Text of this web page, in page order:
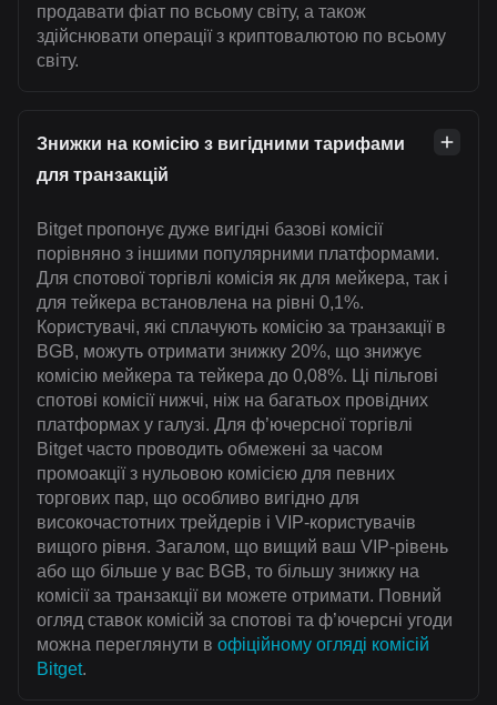
продавати фіат по всьому світу, а також
здійснювати операції з криптовалютою по всьому
світу.
Знижки на комісію з вигідними тарифами
для транзакцій
Bitget пропонує дуже вигідні базові комісії
порівняно з іншими популярними платформами.
Для спотової торгівлі комісія як для мейкера, так і
для тейкера встановлена на рівні 0,1%.
Користувачі, які сплачують комісію за транзакції в
BGB, можуть отримати знижку 20%, що знижує
комісію мейкера та тейкера до 0,08%. Ці пільгові
спотові комісії нижчі, ніж на багатьох провідних
платформах у галузі. Для ф’ючерсної торгівлі
Bitget часто проводить обмежені за часом
промоакції з нульовою комісією для певних
торгових пар, що особливо вигідно для
високочастотних трейдерів і VIP-користувачів
вищого рівня. Загалом, що вищий ваш VIP-рівень
або що більше у вас BGB, то більшу знижку на
комісії за транзакції ви можете отримати. Повний
огляд ставок комісій за спотові та ф’ючерсні угоди
можна переглянути в офіційному огляді комісій
Bitget.